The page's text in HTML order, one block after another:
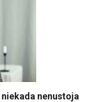
nenustoja